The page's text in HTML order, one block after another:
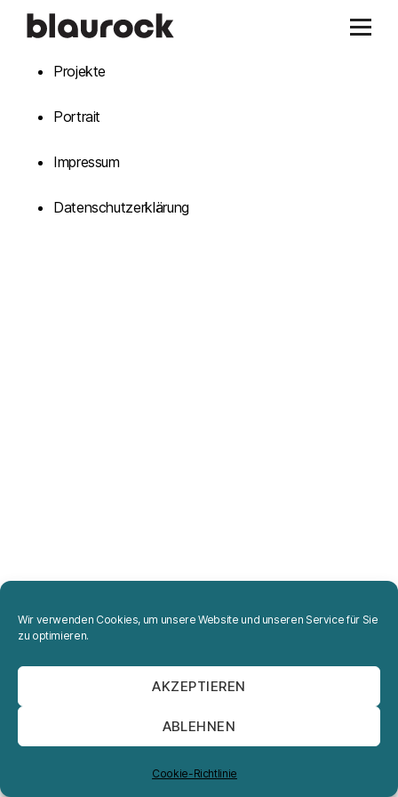
Wir verwenden Cookies, um unsere Website und unseren Service für Sie
zu optimieren.
AKZEPTIEREN
ABLEHNEN
Cookie-Richtlinie
Projekte
Portrait
Impressum
Datenschutzerklärung